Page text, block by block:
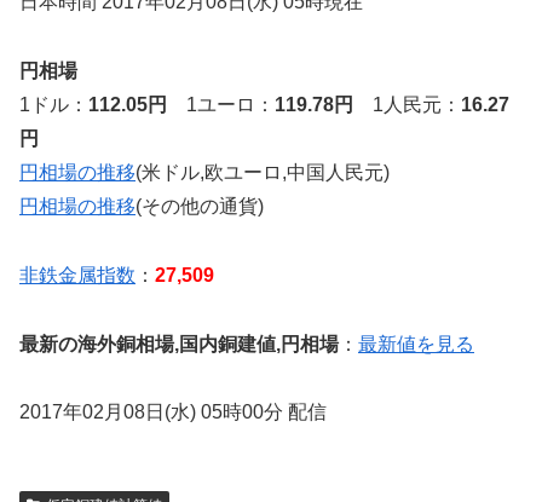
円相場
1ドル： 112.05円 1ユーロ： 119.78円 1人民元： 16.27
円
円相場の推移(米ドル,欧ユーロ,中国人民元)
円相場の推移(その他の通貨)
非鉄金属指数 ： 27,509
最新の海外銅相場,国内銅建値,円相場： 最新値を見る
2017年02月08日(水) 05時00分 配信